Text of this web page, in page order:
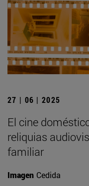
27 | 06 | 2025
El cine
reliquias
familiar
Imagen Cedida